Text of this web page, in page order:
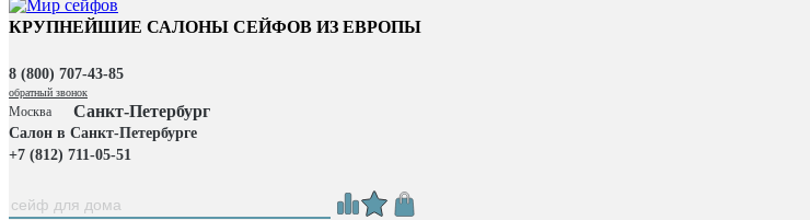
КРУПНЕЙШИЕ САЛОНЫ СЕЙФОВ ИЗ ЕВРОПЫ
8 (800) 707-43-85
обратный звонок
Москва Санкт-Петербург
Салон в Санкт-Петербурге
+7 (812) 711-05-51